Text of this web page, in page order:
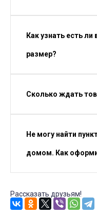
Как узнать есть
размер?
Сколько ждать
Не могу найти
домом. Как
Рассказать друзьям!